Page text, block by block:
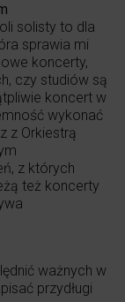
solisty to dla
sprawia mi
koncerty,
czy studiów są
koncert w
wykonać
z Orkiestrą
z których
też koncerty
ważnych w
przydługi